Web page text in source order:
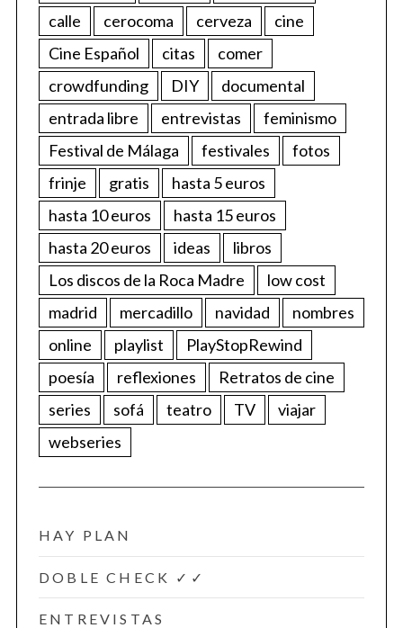
calle
cerocoma cerveza
cine
Cine Español
citas
comer
crowdfunding
DIY
documental
entrada libre
entrevistas
feminismo
Festival de Málaga
festivales
fotos
frinje
gratis
hasta 5 euros
hasta 10 euros
hasta 15 euros
hasta 20 euros
ideas
libros
Los discos de la Roca Madre
low cost
madrid
mercadillo navidad
nombres
online
playlist
PlayStopRewind
poesía
reflexiones
Retratos de cine
series
sofá teatro TV
viajar
webseries
HAY PLAN
DOBLE CHECK ✓✓
ENTREVISTAS